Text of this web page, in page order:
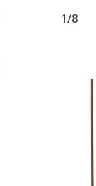
1/8